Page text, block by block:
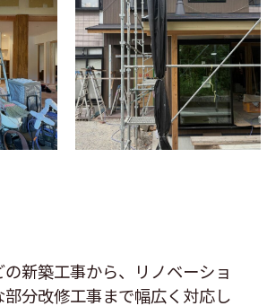
新築工事から、リノベーショ
部分改修工事まで幅広く対応し